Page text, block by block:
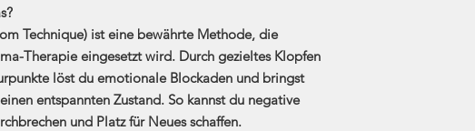
Technique) ist eine bewährte Methode, die
Therapie eingesetzt wird. Durch gezieltes Klopfen
löst du emotionale Blockaden und bringst
entspannten Zustand. So kannst du negative
und Platz für Neues schaffen.